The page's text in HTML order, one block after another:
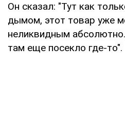
Он сказал: "Тут как
дымом, этот товар уже
неликвидным
там еще посекло где-то".